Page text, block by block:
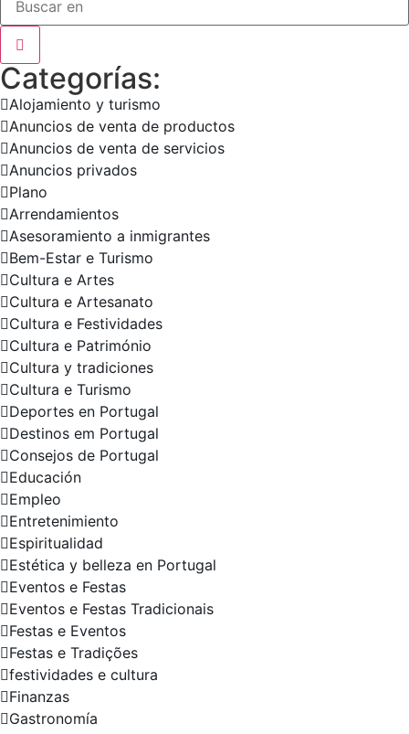
Categorías:
Alojamiento y turismo
Anuncios de venta de productos
Anuncios de venta de servicios
Anuncios privados
Plano
Arrendamientos
Asesoramiento a inmigrantes
Bem-Estar e Turismo
Cultura e Artes
Cultura e Artesanato
Cultura e Festividades
Cultura e Património
Cultura y tradiciones
Cultura e Turismo
Deportes en Portugal
Destinos em Portugal
Consejos de Portugal
Educación
Empleo
Entretenimiento
Espiritualidad
Estética y belleza en Portugal
Eventos e Festas
Eventos e Festas Tradicionais
Festas e Eventos
Festas e Tradições
festividades e cultura
Finanzas
Gastronomía